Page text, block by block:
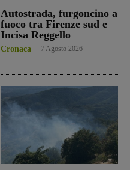
Autostrada, furgoncino a
fuoco tra Firenze sud e
Incisa Reggello
Cronaca 7 Agosto 2026